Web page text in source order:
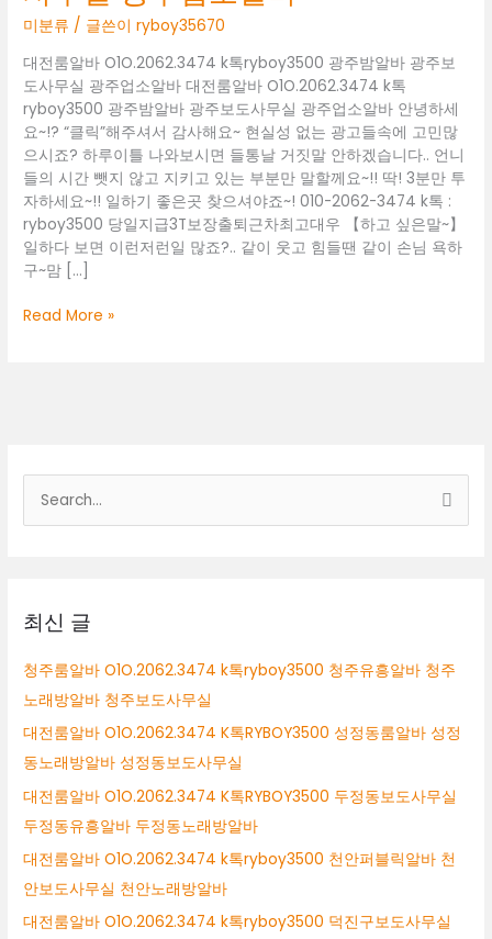
미분류 / 글쓴이ryboy35670
대전룸알바 O1O.2062.3474 k톡ryboy3500 광주밤알바 광주보
도사무실 광주업소알바 대전룸알바 O1O.2062.3474 k톡
ryboy3500 광주밤알바 광주보도사무실 광주업소알바 안녕하세
요~!? “클릭”해주셔서 감사해요~ 현실성 없는 광고들속에 고민많
으시죠? 하루이틀 나와보시면 들통날 거짓말 안하겠습니다.. 언니
들의 시간 뺏지 않고 지키고 있는 부분만 말할께요~!! 딱! 3분만 투
자하세요~!! 일하기 좋은곳 찾으셔야죠~! 010-2062-3474 k톡 :
ryboy3500 당일지급3T보장출퇴근차최고대우 【하고 싶은말~】
일하다 보면 이런저런일 많죠?.. 같이 웃고 힘들땐 같이 손님 욕하
구~맘 […]
대
톡
ryboy3500
광
바
주
보
도
사
무
실
광
주
소
알
바
Read More »
최신 글
청주룸알바 O1O.2062.3474 k톡ryboy3500 청주유흥알바 청주
노래방알바 청주보도사무실
대전룸알바 O1O.2062.3474 K톡RYBOY3500 성정동룸알바 성정
동노래방알바 성정동보도사무실
대전룸알바 O1O.2062.3474 K톡RYBOY3500 두정동보도사무실
두정동유흥알바 두정동노래방알바
대전룸알바 O1O.2062.3474 k톡ryboy3500 천안퍼블릭알바 천
안보도사무실 천안노래방알바
대전룸알바 O1O.2062.3474 k톡ryboy3500 덕진구보도사무실